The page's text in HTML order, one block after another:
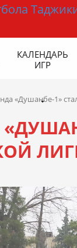
КАЛЕНДАРЬ
ИГР
«Душанбе-1»